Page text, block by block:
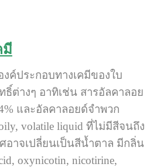
มี
ค์ประกอบทางเคมีของใบ
ธิ์ต่างๆ อาทิเช่น สารอัลคาลอย
และอัลคาลอยด์จำพวก
volatile liquid ที่ไม่มีสีจนถึง
อาจเปลี่ยนเป็นสีน้ำตาล มีกลิ่น
oxynicotin, nicotirine,